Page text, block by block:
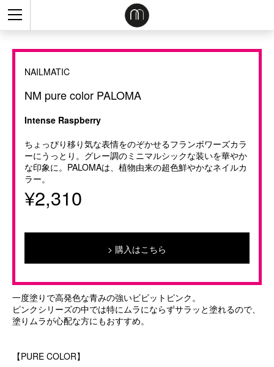
NAILMATIC
NM pure color PALOMA
Intense Raspberry
ちょっぴり移り気な表情をのぞかせるフランボワーズカラ
ーにうっとり。グレー調のミニマルシックな装いを華やか
な印象に。PALOMAは、植物由来の超色鮮やかなネイルカ
ラー。
¥2,310
購入はこちら
一度塗りで高発色な青みの強いビビットピンク。
ピンクシリーズの中では特にムラにならずサラッと塗れるので、
塗りムラが心配な方にもおすすめ。
【PURE COLOR】